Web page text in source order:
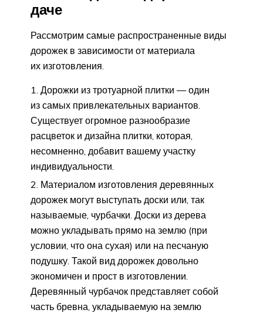
даче
Рассмотрим самые распространенные виды
дорожек в зависимости от материала
их изготовления.
Дорожки из тротуарной плитки — один
из самых привлекательных вариантов.
Существует огромное разнообразие
расцветок и дизайна плитки, которая,
несомненно, добавит вашему участку
индивидуальности.
Материалом изготовления деревянных
дорожек могут выступать доски или, так
называемые, чурбачки. Доски из дерева
можно укладывать прямо на землю (при
условии, что она сухая) или на песчаную
подушку. Такой вид дорожек довольно
экономичен и прост в изготовлении.
Деревянный чурбачок представляет собой
часть бревна, укладываемую на землю